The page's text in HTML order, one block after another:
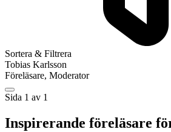
Sortera & Filtrera
Tobias Karlsson
Föreläsare, Moderator
Sida 1 av 1
Inspirerande föreläsare